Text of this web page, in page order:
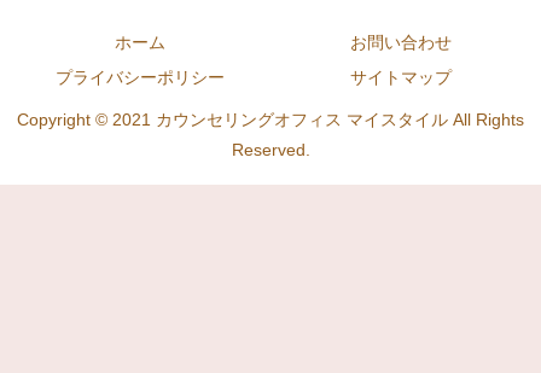
ホーム
お問い合わせ
プライバシーポリシー
サイトマップ
Copyright © 2021 カウンセリングオフィス マイスタイル All Rights
Reserved.